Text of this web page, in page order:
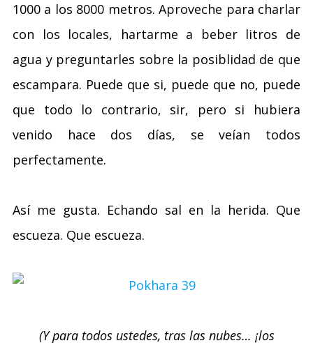
1000 a los 8000 metros. Aproveche para charlar
con los locales, hartarme a beber litros de
agua y preguntarles sobre la posiblidad de que
escampara. Puede que si, puede que no, puede
que todo lo contrario, sir, pero si hubiera
venido hace dos días, se veían todos
perfectamente.
Así me gusta. Echando sal en la herida. Que
escueza. Que escueza.
(Y para todos ustedes, tras las nubes… ¡los